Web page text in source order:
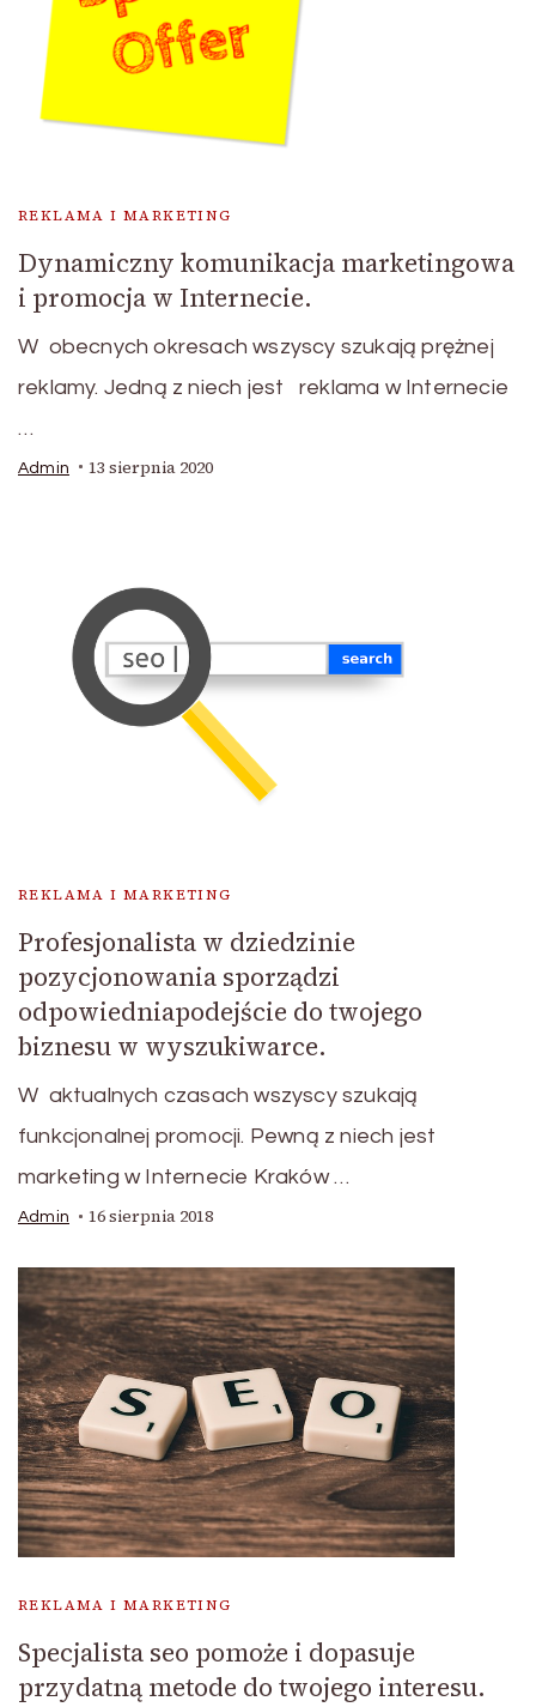
REKLAMA I MARKETING
Dynamiczny komunikacja marketingowa
i promocja w Internecie.
W obecnych okresach wszyscy szukają prężnej
reklamy. Jedną z niech jest reklama w Internecie
…
Admin 13 sierpnia 2020
REKLAMA I MARKETING
Profesjonalista w dziedzinie
pozycjonowania sporządzi
odpowiedniapodejście do twojego
biznesu w wyszukiwarce.
W aktualnych czasach wszyscy szukają
funkcjonalnej promocji. Pewną z niech jest
marketing w Internecie Kraków …
Admin 16 sierpnia 2018
REKLAMA I MARKETING
Specjalista seo pomoże i dopasuje
przydatną metode do twojego interesu.